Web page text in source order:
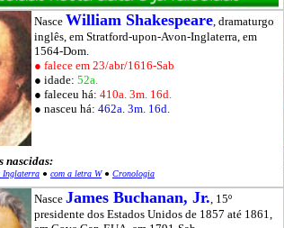
Nasce William Shakespeare, dramaturgo
inglês, em Stratford-upon-Avon-Inglaterra, em
1564-Dom.
● falece em 23/abr/1616-Sab
● idade: 52a.
● faleceu há: 410a. 3m. 16d.
● nasceu há: 462a. 3m. 16d.
nascidas:
Inglaterra ● com a letra W● Cronologia
Nasce James Buchanan, Jr., 15º
presidente dos Estados Unidos de 1857 até 1861,